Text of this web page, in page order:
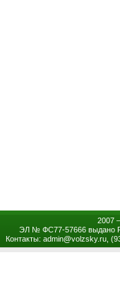
2007
ЭЛ № ФС77-57666 выдано
Контакты: admin@volzsky.ru,